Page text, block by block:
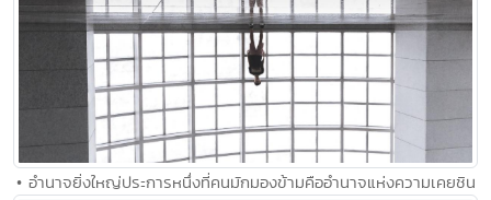
• อำนาจยิ่งใหญ่ประการหนึ่งที่คนมักมองข้ามคืออำนาจแห่งความเคยชิน